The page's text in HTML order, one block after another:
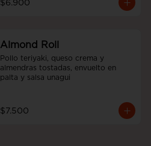
$6.900
Almond Roll
Pollo teriyaki, queso crema y
almendras tostadas, envuelto en
palta y salsa unagui
$7.500